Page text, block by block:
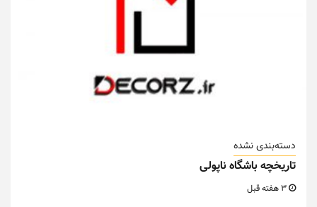
دسته‌بندی نشده
تاریخچه باشگاه ناپولی